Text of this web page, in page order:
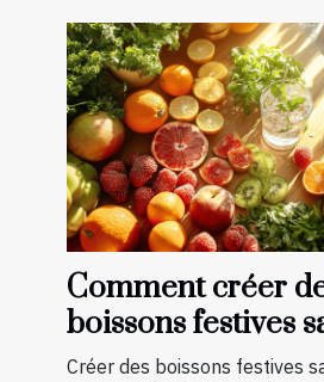
Comment créer
boissons festives
pour toutes les
Créer des boissons festives